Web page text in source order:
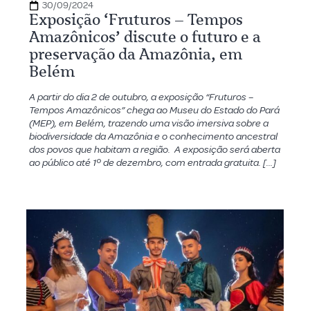
30/09/2024
Exposição ‘Fruturos – Tempos
Amazônicos’ discute o futuro e a
preservação da Amazônia, em
Belém
A partir do dia 2 de outubro, a exposição “Fruturos –
Tempos Amazônicos” chega ao Museu do Estado do Pará
(MEP), em Belém, trazendo uma visão imersiva sobre a
biodiversidade da Amazônia e o conhecimento ancestral
dos povos que habitam a região. A exposição será aberta
ao público até 1º de dezembro, com entrada gratuita. […]